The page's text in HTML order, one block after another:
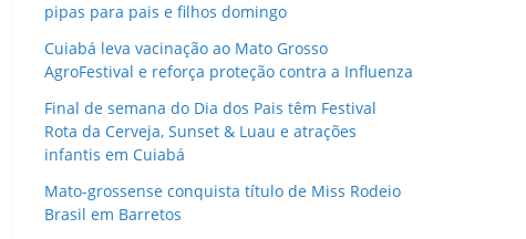
pipas para pais e filhos domingo
Cuiabá leva vacinação ao Mato Grosso
AgroFestival e reforça proteção contra a Influenza
Final de semana do Dia dos Pais têm Festival
Rota da Cerveja, Sunset & Luau e atrações
infantis em Cuiabá
Mato-grossense conquista título de Miss Rodeio
Brasil em Barretos